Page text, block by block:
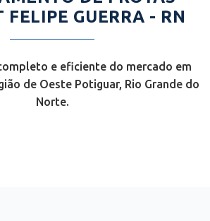
FELIPE GUERRA - RN
e eficiente do mercado em
de Oeste Potiguar, Rio Grande do
Norte.